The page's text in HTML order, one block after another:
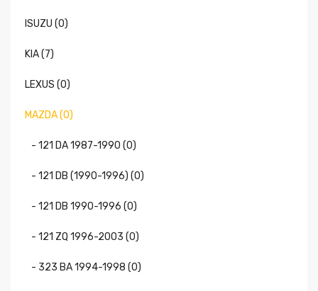
ISUZU (0)
KIA (7)
LEXUS (0)
MAZDA (0)
- 121 DA 1987-1990 (0)
- 121 DB (1990-1996) (0)
- 121 DB 1990-1996 (0)
- 121 ZQ 1996-2003 (0)
- 323 BA 1994-1998 (0)